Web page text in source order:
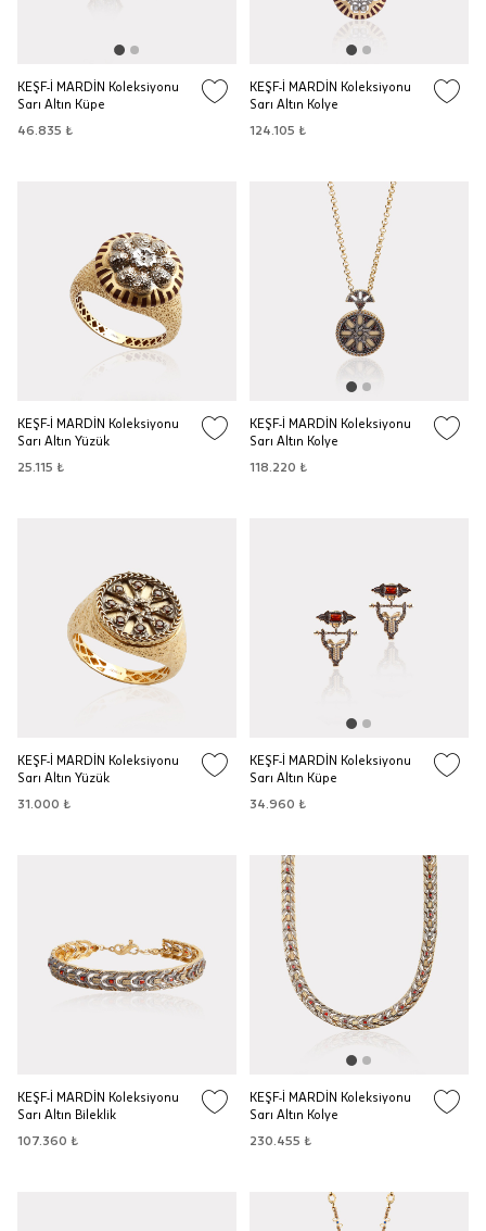
KEŞF-İ MARDİN Koleksiyonu
Sarı Altın Küpe
46.835 ₺
KEŞF-İ MARDİN Koleksiyonu
Sarı Altın Kolye
124.105 ₺
KEŞF-İ MARDİN Koleksiyonu
Sarı Altın Yüzük
25.115 ₺
KEŞF-İ MARDİN Koleksiyonu
Sarı Altın Kolye
118.220 ₺
KEŞF-İ MARDİN Koleksiyonu
Sarı Altın Yüzük
31.000 ₺
KEŞF-İ MARDİN Koleksiyonu
Sarı Altın Küpe
34.960 ₺
KEŞF-İ MARDİN Koleksiyonu
Sarı Altın Bileklik
107.360 ₺
KEŞF-İ MARDİN Koleksiyonu
Sarı Altın Kolye
230.455 ₺